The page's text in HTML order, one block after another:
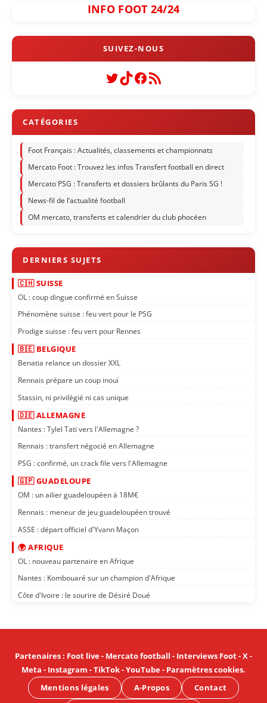
INFO FOOT 24/24
Twitter
TikTok
Facebook
Flux RSS
Foot Français : Actualités, classements et championnats
Mercato Foot : Trouvez les infos Transfert football en direct
Mercato PSG : Transferts et dossiers brûlants du Paris SG !
News-fil de l’actualité football
OM mercato, transferts et calendrier du club phocéen
🇨🇭 SUISSE
OL : coup dingue confirmé en Suisse
Phénomène suisse : feu vert pour le PSG
Prodige suisse : feu vert pour Rennes
🇧🇪 BELGIQUE
Benatia relance un dossier XXL
Rennais prépare un coup inouï
Stassin, ni privilégié ni cas unique
🇩🇪 ALLEMAGNE
Nantes : Tylel Tati vers l'Allemagne ?
Rennais : transfert négocié en Allemagne
PSG : confirmé, un crack file vers l'Allemagne
🇬🇵 GUADELOUPE
OM : un ailier guadeloupéen à 18M€
Rennais : meneur de jeu guadeloupéen trouvé
ASSE : départ officiel d'Yvann Maçon
🌍 AFRIQUE
OL : nouveau partenaire en Afrique
Nantes : Kombouaré sur un champion d'Afrique
Côte d'Ivoire : le sourire de Désiré Doué
Partenaires: Foot live- Mercato football - Interviews Foot-X-
Meta - Instagram -TikTok-YouTube- Paramètres cookies.
Mentions légales
A-Propos Contact